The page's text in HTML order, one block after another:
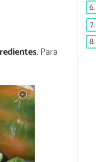
. Para
6.
7.
8.